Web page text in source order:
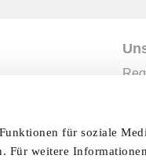
für soziale
Für weitere Informationen